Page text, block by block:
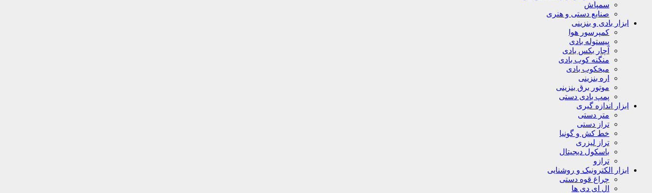
سمپاش
صنایع دستی و هنری
ابزار بادی و بنزینی
کمپرسور هوا
پیستوله بادی
آچار بکس بادی
منگنه کوب بادی
میخکوب بادی
اره بنزینی
موتور برق بنزینی
پمپ بادی دستی
ابزار اندازه گیری
متر دستی
تراز دستی
خط کش و گونیا
تراز لیزری
باسکول دیجیتال
ترازو
ابزار الکترونیک و روشنایی
چراغ قوه دستی
ال ای دی ها